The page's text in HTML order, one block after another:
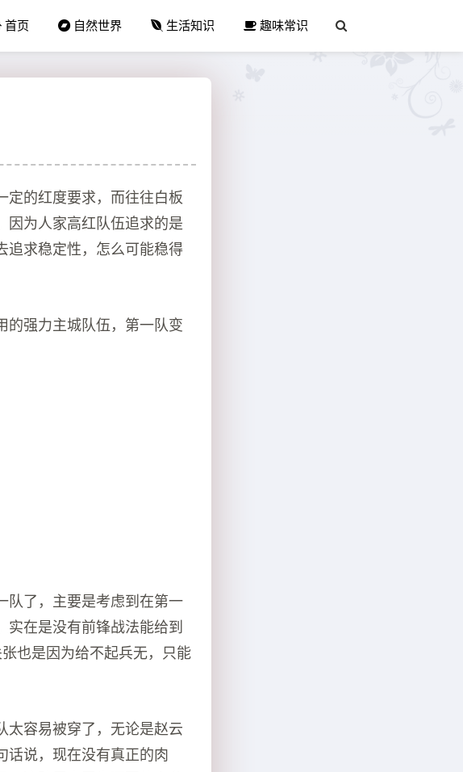
首页 自然世界 生活知识 趣味常识
定的红度要求，而往往白板
因为人家高红队伍追求的是
追求稳定性，怎么可能稳得
的强力主城队伍，第一队变
队了，主要是考虑到在第一
实在是没有前锋战法能给到
也是因为给不起兵无，只能
太容易被穿了，无论是赵云
话说，现在没有真正的肉